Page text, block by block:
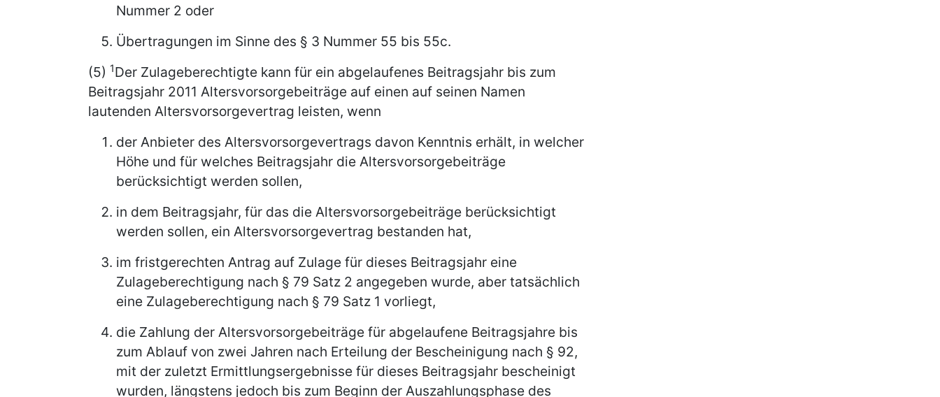
Nummer 2 oder
Übertragungen im Sinne des § 3 Nummer 55 bis 55c.
(5) 1Der Zulageberechtigte kann für ein abgelaufenes Beitragsjahr bis zum
Beitragsjahr 2011 Altersvorsorgebeiträge auf einen auf seinen Namen
lautenden Altersvorsorgevertrag leisten, wenn
der Anbieter des Altersvorsorgevertrags davon Kenntnis erhält, in welcher
Höhe und für welches Beitragsjahr die Altersvorsorgebeiträge
berücksichtigt werden sollen,
in dem Beitragsjahr, für das die Altersvorsorgebeiträge berücksichtigt
werden sollen, ein Altersvorsorgevertrag bestanden hat,
im fristgerechten Antrag auf Zulage für dieses Beitragsjahr eine
Zulageberechtigung nach § 79 Satz 2 angegeben wurde, aber tatsächlich
eine Zulageberechtigung nach § 79 Satz 1 vorliegt,
die Zahlung der Altersvorsorgebeiträge für abgelaufene Beitragsjahre bis
zum Ablauf von zwei Jahren nach Erteilung der Bescheinigung nach § 92,
mit der zuletzt Ermittlungsergebnisse für dieses Beitragsjahr bescheinigt
wurden, längstens jedoch bis zum Beginn der Auszahlungsphase des